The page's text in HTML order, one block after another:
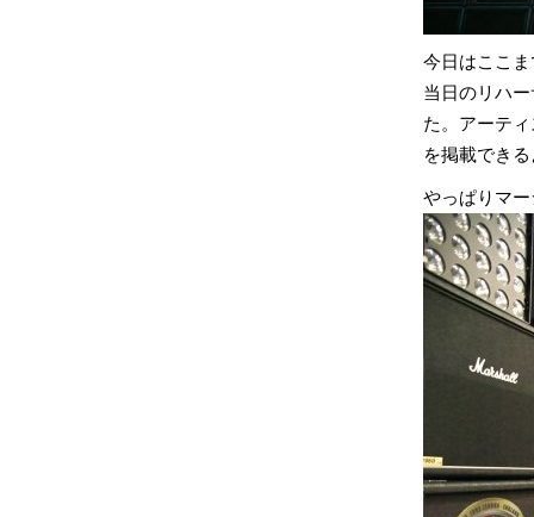
今日はここ
当日のリハ
た。アーテ
を掲載でき
やっぱりマ